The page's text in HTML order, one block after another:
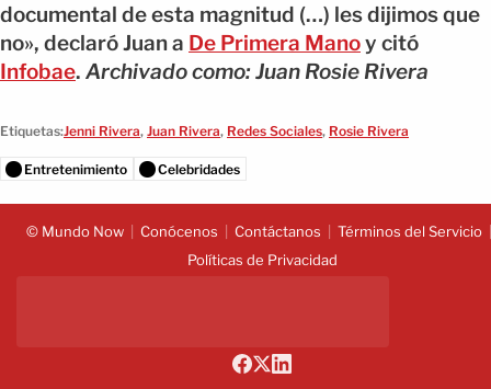
documental de esta magnitud (…) les dijimos que
no», declaró Juan a De Primera Manoy citó
Infobae. Archivado como: Juan Rosie Rivera
Etiquetas:Jenni Rivera, Juan Rivera, Redes Sociales, Rosie Rivera
Entretenimiento Celebridades
© Mundo Now Conócenos Contáctanos
Términos del Servicio
Políticas de Privacidad